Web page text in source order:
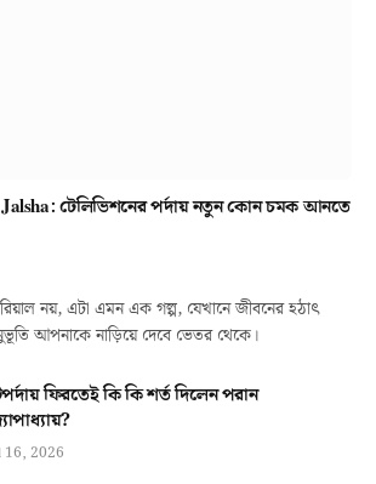
টেলিভিশনের পর্দায় নতুন কোন চমক আনতে
নয়, এটা এমন এক গল্প, যেখানে জীবনের হঠাৎ
আপনাকে নাড়িয়ে দেবে ভেতর থেকে।
ফিরতেই কি কি শর্ত দিলেন পরান
16, 2026